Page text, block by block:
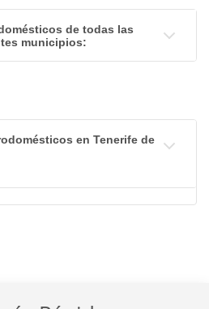
de todas las
municipios:
en Tenerife de